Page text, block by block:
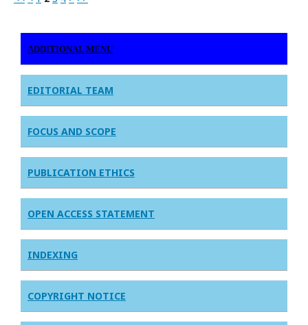
ADDITIONAL MENU
EDITORIAL TEAM
FOCUS AND SCOPE
PUBLICATION ETHICS
OPEN ACCESS STATEMENT
INDEXING
COPYRIGHT NOTICE